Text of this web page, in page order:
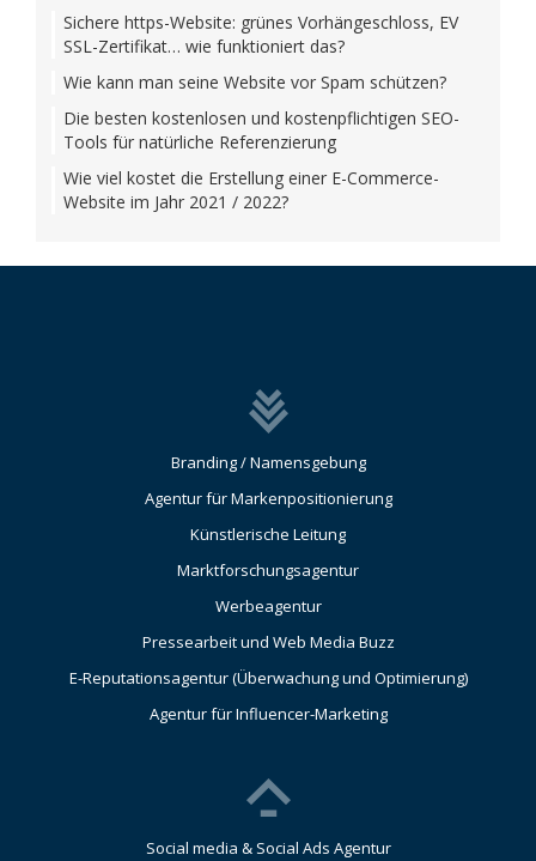
Sichere https-Website: grünes Vorhängeschloss, EV
SSL-Zertifikat… wie funktioniert das?
Wie kann man seine Website vor Spam schützen?
Die besten kostenlosen und kostenpflichtigen SEO-
Tools für natürliche Referenzierung
Wie viel kostet die Erstellung einer E-Commerce-
Website im Jahr 2021 / 2022?
Branding / Namensgebung
Agentur für Markenpositionierung
Künstlerische Leitung
Marktforschungsagentur
Werbeagentur
Pressearbeit und Web Media Buzz
E-Reputationsagentur (Überwachung und Optimierung)
Agentur für Influencer-Marketing
Social media & Social Ads Agentur